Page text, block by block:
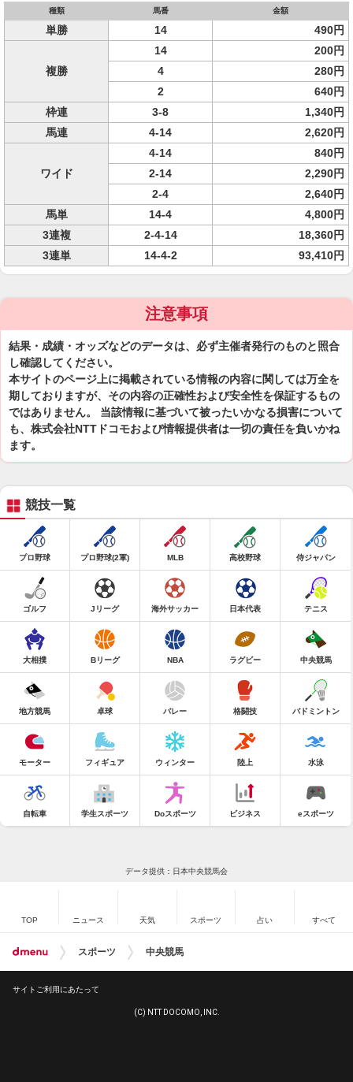
種類 馬番 金額
単勝 14 490円
複勝
14
200円
4
280円
2
640円
枠連
3-8
1,340円
馬連
4-14 2,620円
ワイド
4-14
840円
2-14
2,290円
2-4
2,640円
馬単
14-4
4,800円
3連複
2-4-14
18,360円
3連単
14-4-2 93,410円
注意事項
結果・成績・オッズなどのデータは、必ず主催者発行のものと照合
し確認してください。
本サイトのページ上に掲載されている情報の内容に関しては万全を
期しておりますが、その内容の正確性および安全性を保証するもの
ではありません。 当該情報に基づいて被ったいかなる損害について
も、株式会社NTTドコモおよび情報提供者は一切の責任を負いかね
ます。
競技一覧
プロ野球 プロ野球(2軍) MLB 高校野球 侍ジャパン
ゴルフ Jリーグ 海外サッカー 日本代表 テニス
大相撲 Bリーグ NBA ラグビー 中央競馬
地方競馬 卓球 バレー 格闘技 バドミントン
モーター フィギュア ウィンター 陸上 水泳
自転車 学生スポーツ Doスポーツ ビジネス eスポーツ
データ提供：日本中央競馬会
TOP ニュース 天気 スポーツ 占い すべて
スポーツ 中央競馬
サイトご利用にあたって
(C) NTT DOCOMO, INC.